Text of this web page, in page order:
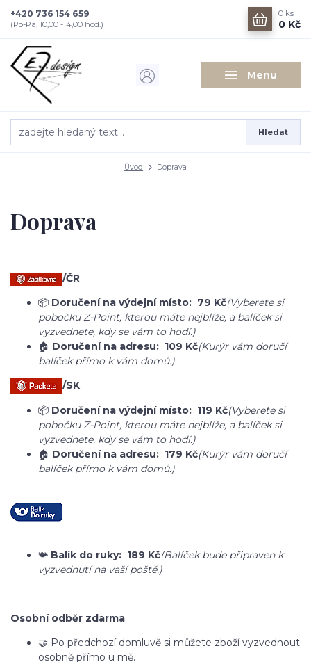
Menu
Hledat
+420 736 154 659
(Po-Pá, 10,00 -14,00 hod.)
0 ks
0 Kč
Úvod Doprava
Doprava
/ČR
📦 Doručení na výdejní místo: 79 Kč(Vyberete si
pobočku Z-Point, kterou máte nejblíže, a balíček si
vyzvednete, kdy se vám to hodí.)
🏠 Doručení na adresu: 109 Kč(Kurýr vám doručí
balíček přímo k vám domů.)
/SK
📦 Doručení na výdejní místo: 119 Kč(Vyberete si
pobočku Z-Point, kterou máte nejblíže, a balíček si
vyzvednete, kdy se vám to hodí.)
🏠 Doručení na adresu: 179 Kč(Kurýr vám doručí
balíček přímo k vám domů.)
📯 Balík do ruky: 189 Kč(Balíček bude připraven k
vyzvednutí na vaší poště.)
Osobní odběr zdarma
🤝 Po předchozí domluvě si můžete zboží vyzvednout
osobně přímo u mě.